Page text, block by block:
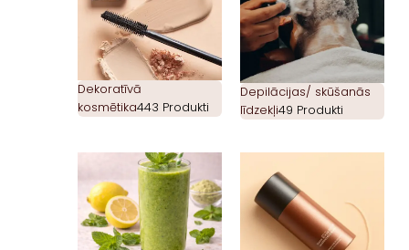
Dekoratīvā
kosmētika443 Produkti
Depilācijas/ skūšanās
līdzekļi49 Produkti